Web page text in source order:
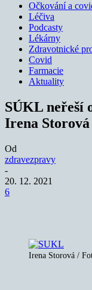
Očkování a
Léčiva
Podcasty
Lékárny
Zdravotnické
Covid
Farmacie
Aktuality
SÚKL neřeší
Irena Storová
Od
zdravezpravy
-
20. 12. 2021
6
Irena Storová /